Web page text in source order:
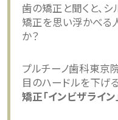
歯の矯正と聞くと、
矯正を思い浮かべる
か？
プルチーノ歯科東京
目のハードルを下げ
矯正「インビザライン